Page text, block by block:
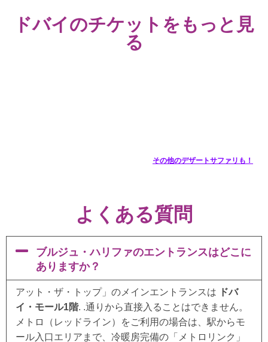
ドバイのチケットをもっと見
る
その他のデザートサファリも！
よくある質問
ブルジュ・ハリファのエントランスはどこに
ありますか？
アット・ザ・トップ」のメインエントランスは
ドバ
イ・モール1階. .通りから直接入ることはできません。
メトロ（レッドライン）をご利用の場合は、駅からモ
ール入口エリアまで、冷暖房完備の「メトロリンク」